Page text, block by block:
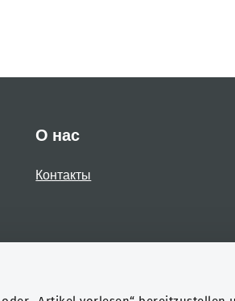
О нас
Контакты